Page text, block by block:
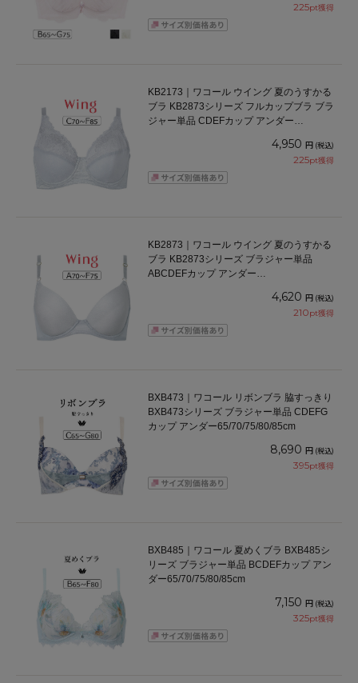
225pt獲得
KB2173｜ワコール ウイング 夏のうすかる
ブラ KB2873シリーズ フルカップブラ ブラ
ジャー単品 CDEFカップ アンダー
4,950 円 (税込)
225pt獲得
KB2873｜ワコール ウイング 夏のうすかる
ブラ KB2873シリーズ ブラジャー単品
ABCDEFカップ アンダー
4,620 円 (税込)
210pt獲得
BXB473｜ワコール リボンブラ 脇すっきり
BXB473シリーズ ブラジャー単品 CDEFG
カップ アンダー65/70/75/80/85cm
8,690 円 (税込)
395pt獲得
BXB485｜ワコール 夏めくブラ BXB485シ
リーズ ブラジャー単品 BCDEFカップ アン
ダー65/70/75/80/85cm
7,150 円 (税込)
325pt獲得